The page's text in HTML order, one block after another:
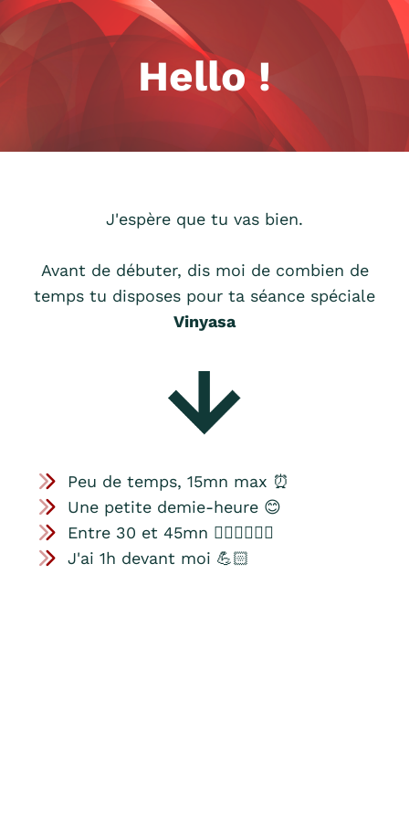
Hello !
J'espère que tu vas bien.
Avant de débuter, dis moi de combien de
temps tu disposes pour ta séance spéciale
Vinyasa
Peu de temps, 15mn max ⏰
Une petite demie-heure 😊
Entre 30 et 45mn 🧘🏻‍♀️🧘🏼‍♂️
J'ai 1h devant moi 💪🏻